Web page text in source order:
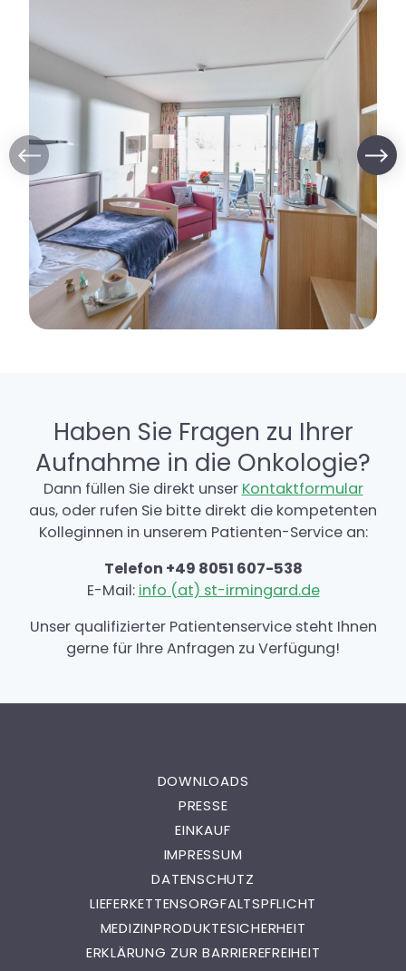
Haben Sie Fragen zu Ihrer
Aufnahme in die Onkologie?
Dann füllen Sie direkt unser Kontaktformular
aus, oder rufen Sie bitte direkt die kompetenten
Kolleginnen in unserem Patienten-Service an:
Telefon +49 8051 607-538
E-Mail: info (at) st-irmingard.de
Unser qualifizierter Patientenservice steht Ihnen
gerne für Ihre Anfragen zu Verfügung!
DOWNLOADS
PRESSE
EINKAUF
IMPRESSUM
DATENSCHUTZ
LIEFERKETTENSORGFALTSPFLICHT
MEDIZINPRODUKTESICHERHEIT
ERKLÄRUNG ZUR BARRIEREFREIHEIT